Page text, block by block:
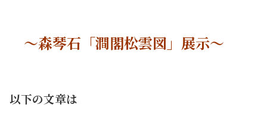
～森琴石「澗閣松雲図」展示～
以下の文章は